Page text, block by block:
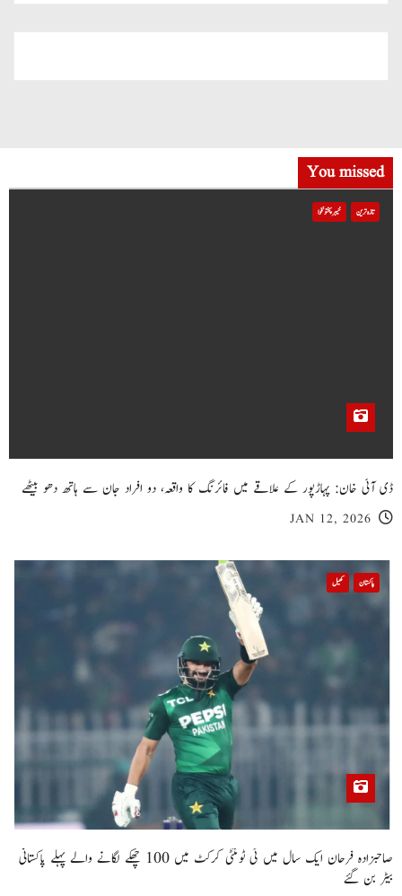
You missed
تازہ ترین خیبر پختونخوا
ڈی آئی خان: پہاڑپور کے علاقے میں فائرنگ کا واقعہ، دو افراد جان سے ہاتھ دھو بیٹھے
JAN 12, 2026
پاکستان کھیل
صاحبزادہ فرحان ایک سال میں ٹی ٹوئنٹی کرکٹ میں 100 چھکے لگانے والے پہلے پاکستانی
بیٹر بن گئے